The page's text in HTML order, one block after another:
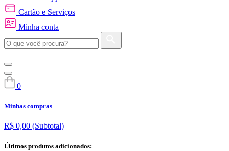
Cartão e Serviços
Minha conta
0
Minhas compras
R$ 0,00 (Subtotal)
Últimos produtos adicionados: